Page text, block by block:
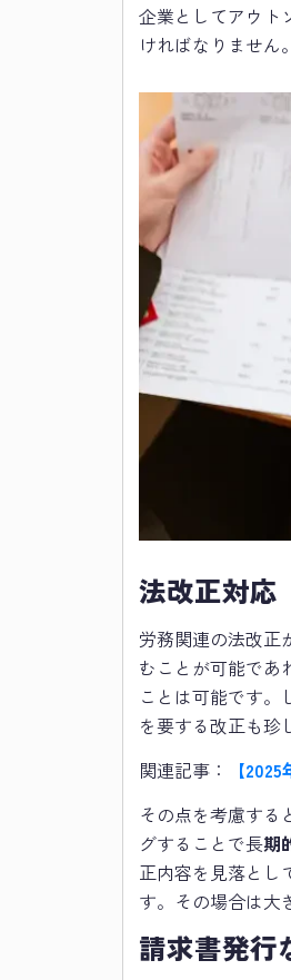
企業としてアウト
ければなりません。
法改正対応
労務関連の法改正
むことが可能であ
ことは可能です
を要する改正も珍
関連記事：
【
その点を考慮する
グすることで長期
正内容を見落とし
す。その場合は大
請求書発行